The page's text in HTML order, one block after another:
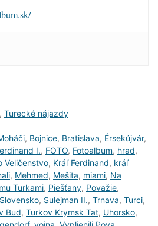
, Turecké nájazdy
, Bojnice, Bratislava, Érsekújvár,
I., FOTO, Fotoalbum, hrad,
Veličenstvo, Kráľ Ferdinand, kráľ
, Mehmed, Mešita, miami, Na
Turkami, Piešťany, Považie,
Slovensko, Sulejman II., Trnava, Turci,
Bud, Turkov Krymsk Tat, Uhorsko,